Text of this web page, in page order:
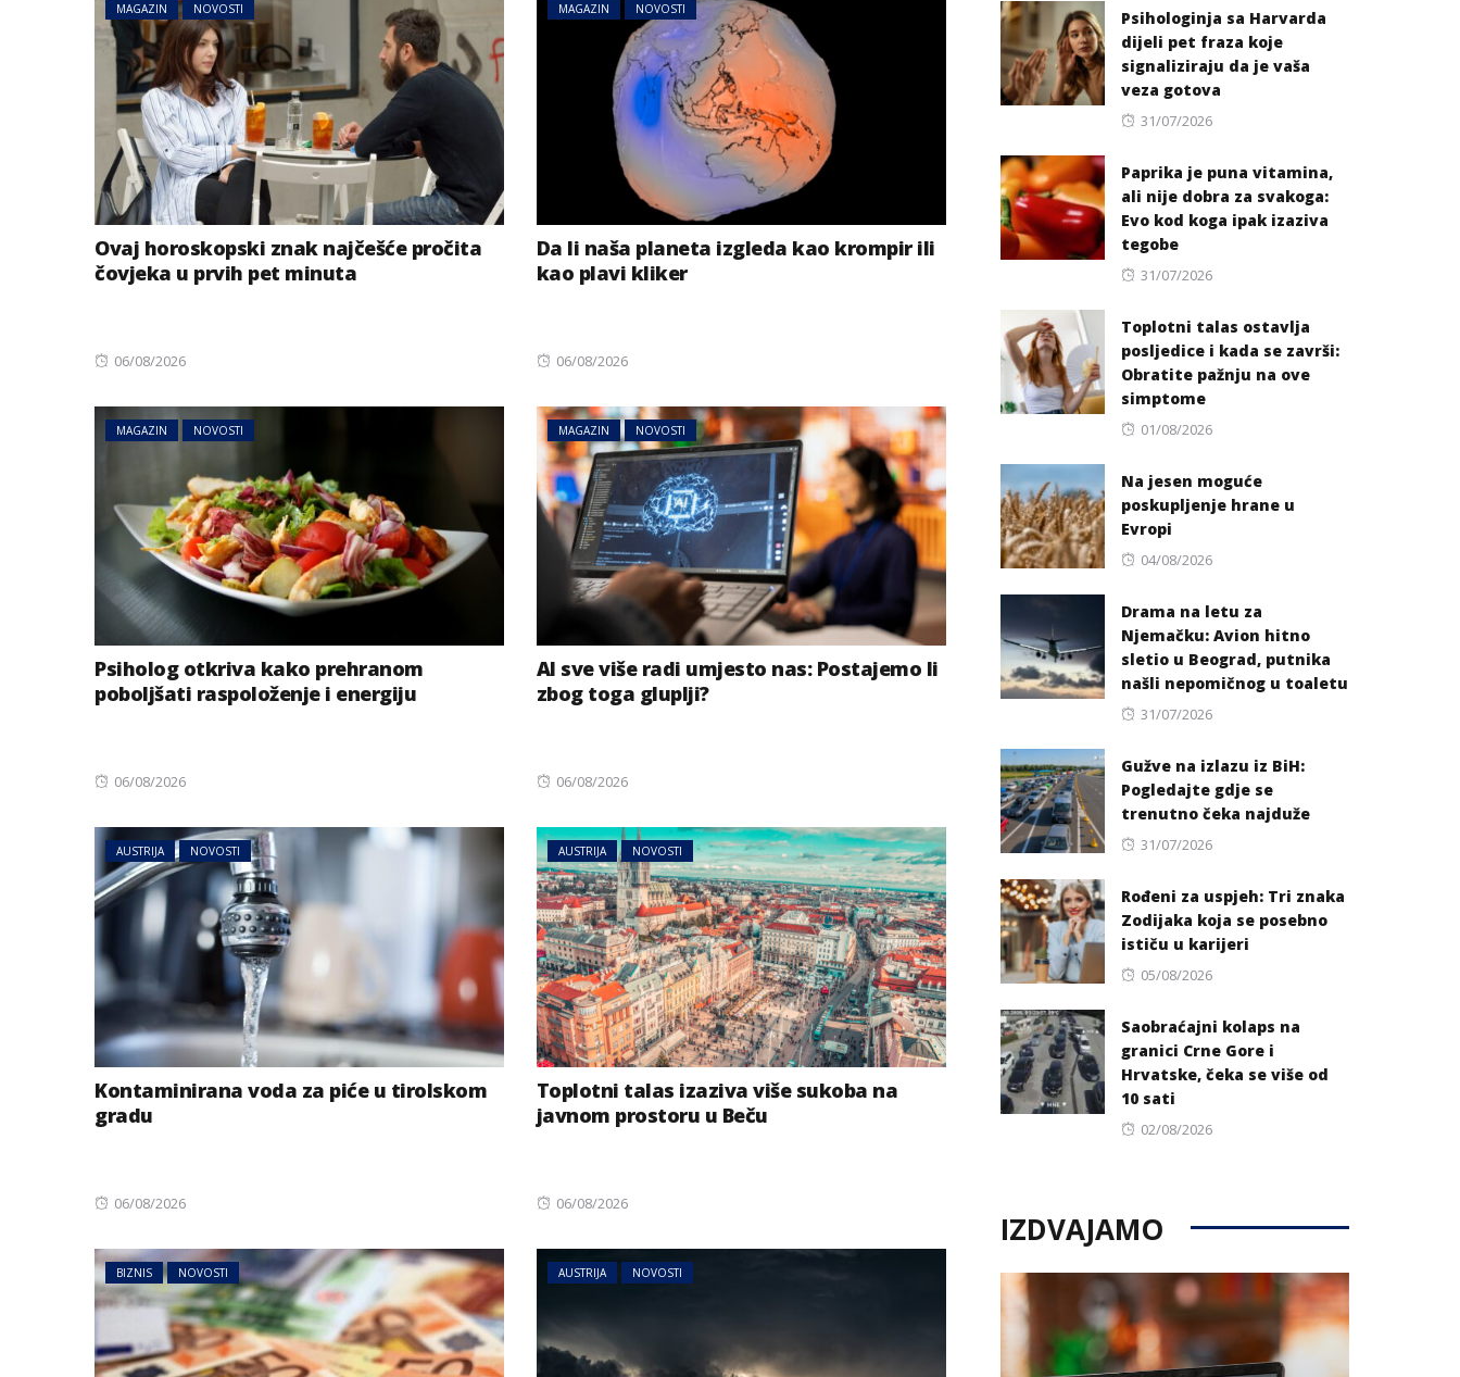
MAGAZIN NOVOSTI
Ovaj horoskopski znak najčešće pročita
čovjeka u prvih pet minuta
Posted
06/08/2026
MAGAZIN NOVOSTI
Da li naša planeta izgleda kao krompir ili
kao plavi kliker
Posted
06/08/2026
MAGAZIN NOVOSTI
Psiholog otkriva kako prehranom
poboljšati raspoloženje i energiju
Posted
06/08/2026
MAGAZIN NOVOSTI
AI sve više radi umjesto nas: Postajemo li
zbog toga gluplji?
Posted
06/08/2026
AUSTRIJA NOVOSTI
Kontaminirana voda za piće u tirolskom
gradu
Posted
06/08/2026
AUSTRIJA NOVOSTI
Toplotni talas izaziva više sukoba na
javnom prostoru u Beču
Posted
06/08/2026
BIZNIS NOVOSTI AUSTRIJA NOVOSTI
Psihologinja sa Harvarda
dijeli pet fraza koje
signaliziraju da je vaša
veza gotova
Posted
31/07/2026
Paprika je puna vitamina,
ali nije dobra za svakoga:
Evo kod koga ipak izaziva
tegobe
Posted
31/07/2026
Toplotni talas ostavlja
posljedice i kada se završi:
Obratite pažnju na ove
simptome
Posted
01/08/2026
Na jesen moguće
poskupljenje hrane u
Evropi
Posted
04/08/2026
Drama na letu za
Njemačku: Avion hitno
sletio u Beograd, putnika
našli nepomičnog u toaletu
Posted
31/07/2026
Gužve na izlazu iz BiH:
Pogledajte gdje se
trenutno čeka najduže
Posted
31/07/2026
Rođeni za uspjeh: Tri znaka
Zodijaka koja se posebno
ističu u karijeri
Posted
05/08/2026
Saobraćajni kolaps na
granici Crne Gore i
Hrvatske, čeka se više od
10 sati
Posted
02/08/2026
IZDVAJAMO